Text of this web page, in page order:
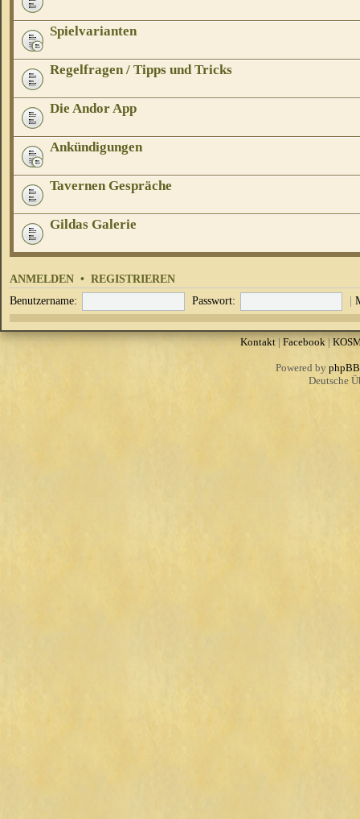
Spielvarianten
Regelfragen / Tipps und Tricks
Die Andor App
Ankündigungen
Tavernen Gespräche
Gildas Galerie
ANMELDEN • REGISTRIEREN
Benutzername: Passwort: |
Kontakt| Facebook|
Powered by phpBB
Deutsche